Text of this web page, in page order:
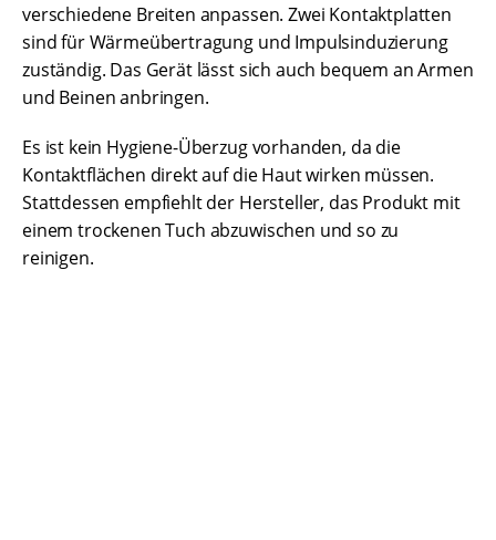
verschiedene Breiten anpassen. Zwei Kontaktplatten
sind für Wärmeübertragung und Impulsinduzierung
zuständig. Das Gerät lässt sich auch bequem an Armen
und Beinen anbringen.
Es ist kein Hygiene-Überzug vorhanden, da die
Kontaktflächen direkt auf die Haut wirken müssen.
Stattdessen empfiehlt der Hersteller, das Produkt mit
einem trockenen Tuch abzuwischen und so zu
reinigen.